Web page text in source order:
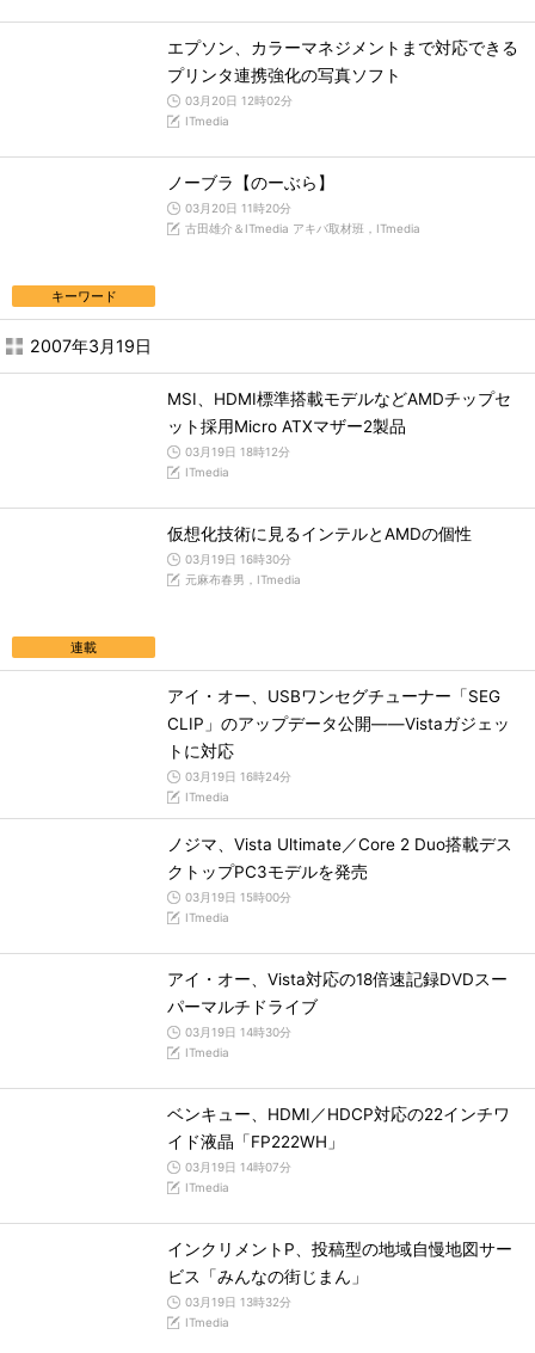
エプソン、カラーマネジメントまで対応できる
プリンタ連携強化の写真ソフト
03月20日 12時02分
ITmedia
キーワード
ノーブラ【のーぶら】
03月20日 11時20分
古田雄介＆ITmedia アキバ取材班，ITmedia
2007年3月19日
MSI、HDMI標準搭載モデルなどAMDチップセ
ット採用Micro ATXマザー2製品
03月19日 18時12分
ITmedia
連載
仮想化技術に見るインテルとAMDの個性
03月19日 16時30分
元麻布春男，ITmedia
アイ・オー、USBワンセグチューナー「SEG
CLIP」のアップデータ公開――Vistaガジェッ
トに対応
03月19日 16時24分
ITmedia
ノジマ、Vista Ultimate／Core 2 Duo搭載デス
クトップPC3モデルを発売
03月19日 15時00分
ITmedia
アイ・オー、Vista対応の18倍速記録DVDスー
パーマルチドライブ
03月19日 14時30分
ITmedia
ベンキュー、HDMI／HDCP対応の22インチワ
イド液晶「FP222WH」
03月19日 14時07分
ITmedia
インクリメントP、投稿型の地域自慢地図サー
ビス「みんなの街じまん」
03月19日 13時32分
ITmedia